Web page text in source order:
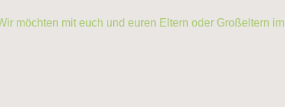
möchten mit euch und euren Eltern oder Großeltern im